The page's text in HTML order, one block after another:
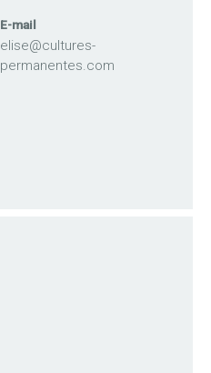
E-mail
elise@cultures-
permanentes.com